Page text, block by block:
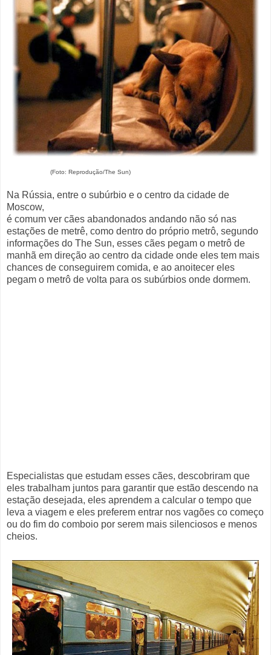
(Foto: Reprodução/The Sun)
Na Rússia, entre o subúrbio e o centro da cidade de
Moscow,
é comum ver cães abandonados andando não só nas
estações de metrê, como dentro do próprio metrô, segundo
informações do The Sun, esses cães pegam o metrô de
manhã em direção ao centro da cidade onde eles tem mais
chances de conseguirem comida, e ao anoitecer eles
pegam o metrô de volta para os subúrbios onde dormem.
Especialistas que estudam esses cães, descobriram que
eles trabalham juntos para garantir que estão descendo na
estação desejada, eles aprendem a calcular o tempo que
leva a viagem e eles preferem entrar nos vagões co começo
ou do fim do comboio por serem mais silenciosos e menos
cheios.